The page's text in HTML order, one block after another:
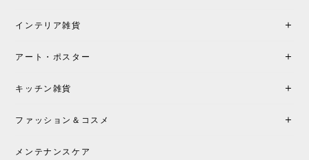
インテリア雑貨
アート・ポスター
キッチン雑貨
ファッション＆コスメ
メンテナンスケア